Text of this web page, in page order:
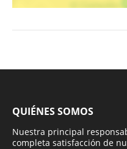
QUIÉNES SOMOS
Nuestra principal
completa satisfacción de